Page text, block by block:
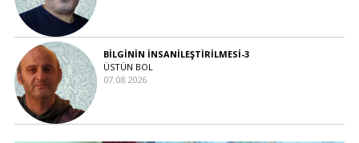
BİLGİNİN İNSANİLEŞTİRİLMESİ-3
ÜSTÜN BOL
07.08.2026